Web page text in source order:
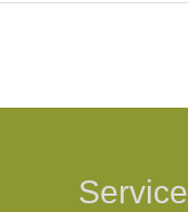
Service